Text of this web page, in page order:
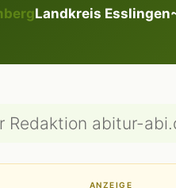
Landkreis Esslingen
Redaktion abitur-
ANZEIGE